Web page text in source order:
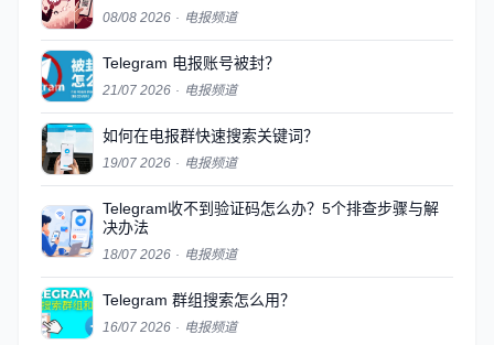
08/08 2026 · 电报频道
Telegram 电报账号被封？
21/07 2026 · 电报频道
如何在电报群快速搜索关键词？
19/07 2026 · 电报频道
Telegram收不到验证码怎么办？5个排查步骤与解
决办法
18/07 2026 · 电报频道
Telegram 群组搜索怎么用？
16/07 2026 · 电报频道